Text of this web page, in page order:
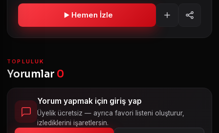
Hemen İzle
TOPLULUK
Yorumlar 0
Yorum yapmak için giriş yap
Üyelik ücretsiz — ayrıca favori listeni oluşturur,
izlediklerini işaretlersin.